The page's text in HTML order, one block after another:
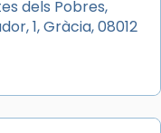
tingut lloc la
agraïment al
dels Pobres,
1, Gràcia, 08012